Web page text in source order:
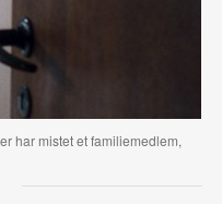
har mistet et familiemedlem,